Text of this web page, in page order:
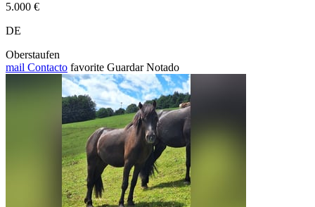
5.000 €
DE
Oberstaufen
mail Contacto favorite Guardar Notado